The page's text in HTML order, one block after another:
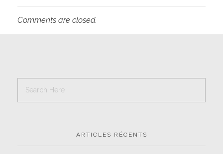
Comments are closed.
ARTICLES RÉCENTS